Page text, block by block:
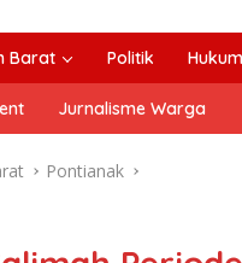
Barat Politik
Jurnalisme Warga
Pontianak